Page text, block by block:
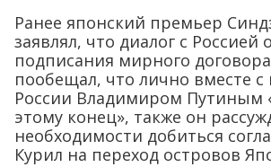
Ранее японский премьер
заявлял, что диалог с Россией
подписания мирного
пообещал, что лично вместе
России Владимиром Путиным
этому конец», также он
необходимости добиться
Курил на переход островов